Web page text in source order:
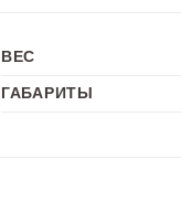
ВЕС
ГАБАРИТЫ